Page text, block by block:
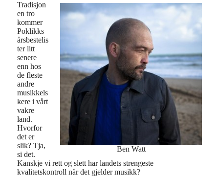
Ben Watt
Tradisjon
en tro
kommer
Poklikks
årsbestelis
ter litt
senere
enn hos
de fleste
andre
musikkels
kere i vårt
vakre
land.
Hvorfor
det er
slik? Tja,
si det.
Kanskje vi rett og slett har landets strengeste
kvalitetskontroll når det gjelder musikk?